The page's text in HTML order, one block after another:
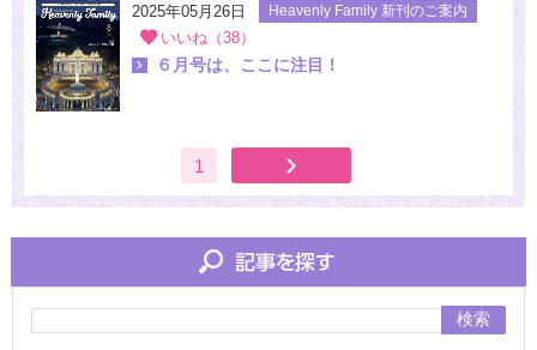
2025年05月26日 Heavenly Family 新刊のご案内
いいね（38）
６月号は、ここに注目！
1
検索